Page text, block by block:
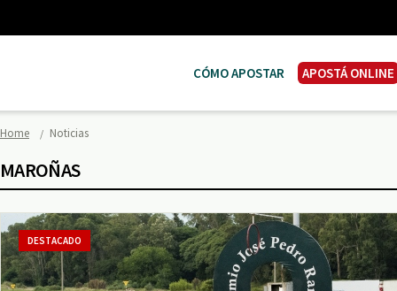
CÓMO APOSTAR APOSTÁ ONLINE
Home Noticias
MAROÑAS
DESTACADO